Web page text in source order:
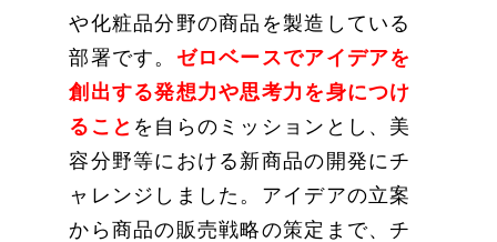
や化粧品分野の商品を製造している
部署です。 ゼロベースでアイデアを
創出する発想力や思考力を身につけ
ること を自らのミッションとし、美
容分野等における新商品の開発にチ
ャレンジしました。アイデアの立案
から商品の販売戦略の策定まで、チ